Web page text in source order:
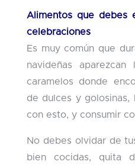
Alimentos que debes
celebraciones
Es muy común que
navideñas
caramelos donde
de dulces y
con esto, y consumir
No debes olvidar de
bien cocidas, quita